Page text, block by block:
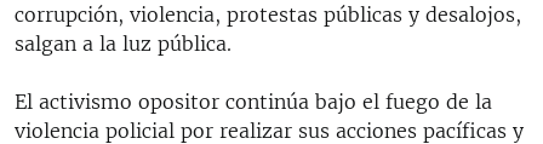
corrupción, violencia, protestas públicas y desalojos,
salgan a la luz pública.
El activismo opositor continúa bajo el fuego de la
violencia policial por realizar sus acciones pacíficas y